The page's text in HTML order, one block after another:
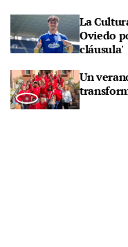
La
Oviedo
cláusula'
Un